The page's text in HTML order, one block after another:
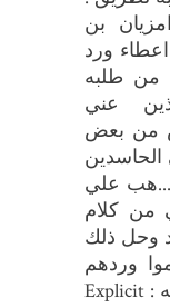
بن
ورد
من طلبه
عني
من بعض
الحاسدين
علي
من كلام
وحل ذلك
وردهم .
Explicit : ومن يحفظ حرمة الله ورسوله يسمونه